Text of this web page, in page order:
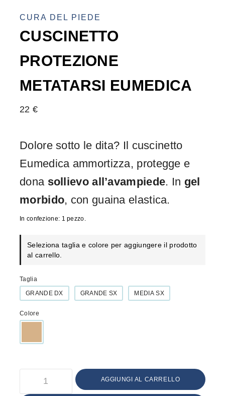
CURA DEL PIEDE
CUSCINETTO
PROTEZIONE
METATARSI EUMEDICA
22 €
Dolore sotto le dita? Il cuscinetto
Eumedica ammortizza, protegge e
dona sollievo all’avampiede. In gel
morbido, con guaina elastica.
In confezione: 1 pezzo.
Seleziona taglia e colore per aggiungere il prodotto
al carrello.
Taglia
GRANDE DX
GRANDE SX MEDIA SX
Colore
AGGIUNGI AL CARRELLO